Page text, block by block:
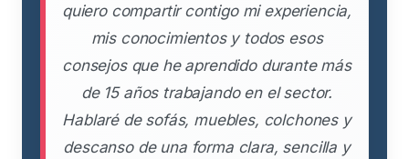
quiero compartir contigo mi experiencia,
mis conocimientos y todos esos
consejos que he aprendido durante más
de 15 años trabajando en el sector.
Hablaré de sofás, muebles, colchones y
descanso de una forma clara, sencilla y